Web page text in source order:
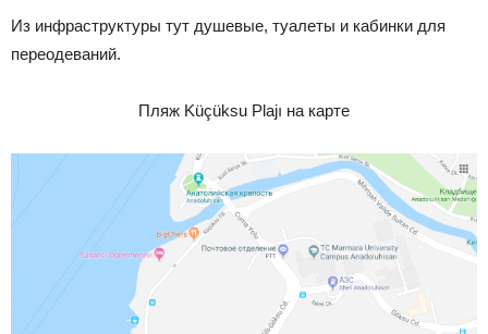
Из инфраструктуры тут душевые, туалеты и кабинки для
переодеваний.
Пляж Küçüksu Plajı на карте